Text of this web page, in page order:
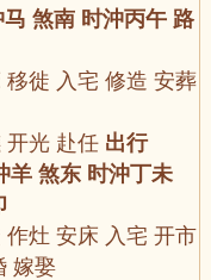
煞南 时沖丙午 路
移徙 入宅 修造 安葬
开光 赴任 出行
羊 煞东 时沖丁未
作灶 安床 入宅 开市
嫁娶